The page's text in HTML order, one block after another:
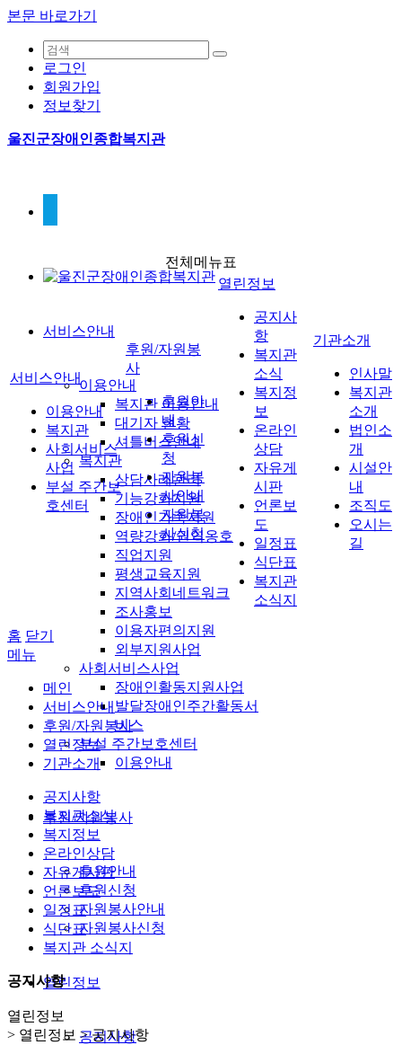
본문 바로가기
로그인
회원가입
정보찾기
울진군장애인종합복지관
서비스안내
이용안내
복지관 이용안내
대기자 현황
셔틀버스안내
복지관
상담사례관리
기능강화지원
장애인가족지원
역량강화/권익옹호
직업지원
평생교육지원
지역사회네트워크
조사홍보
이용자편의지원
외부지원사업
사회서비스사업
장애인활동지원사업
발달장애인주간활동서
비스
부설 주간보호센터
이용안내
후원/자원봉사
후원안내
후원신청
자원봉사안내
자원봉사신청
열린정보
공지사항
전체메뉴표
서비스안내
이용안내
복지관
사회서비스
사업
부설 주간보
호센터
후원/자원봉
사
후원안
내
후원신
청
자원봉
사안내
자원봉
사신청
열린정보
공지사
항
복지관
소식
복지정
보
온라인
상담
자유게
시판
언론보
도
일정표
식단표
복지관
소식지
기관소개
인사말
복지관
소개
법인소
개
시설안
내
조직도
오시는
길
홈 닫기
메뉴
메인
서비스안내
후원/자원봉사
열린정보
기관소개
공지사항
복지관소식
복지정보
온라인상담
자유게시판
언론보도
일정표
식단표
복지관 소식지
공지사항
열린정보
> 열린정보 > 공지사항